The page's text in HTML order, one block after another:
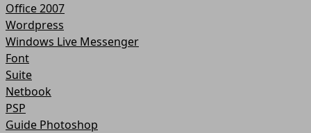
Office 2007
Wordpress
Windows Live Messenger
Font
Suite
Netbook
PSP
Guide Photoshop